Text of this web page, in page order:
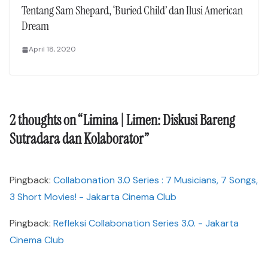
Tentang Sam Shepard, ‘Buried Child’ dan Ilusi American
Dream
April 18, 2020
2 thoughts on “Limina | Limen: Diskusi Bareng
Sutradara dan Kolaborator”
Pingback: Collabonation 3.0 Series : 7 Musicians, 7 Songs,
3 Short Movies! - Jakarta Cinema Club
Pingback: Refleksi Collabonation Series 3.0. - Jakarta
Cinema Club